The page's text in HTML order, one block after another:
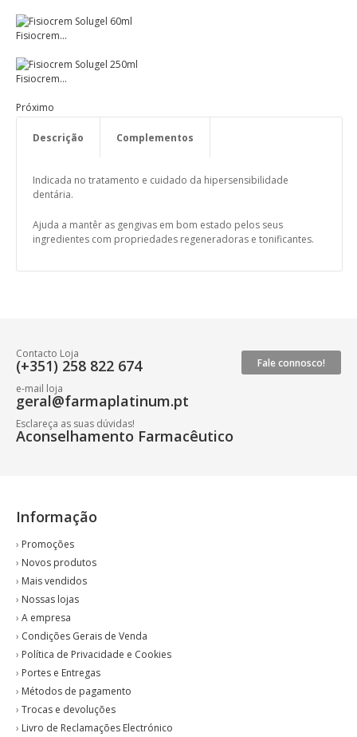
Fisiocrem...
Fisiocrem...
Próximo
Descrição Complementos
Componentes Activos Modo de Utilização
Indicada no tratamento e cuidado da hipersensibilidade
dentária.
Ajuda a mantêr as gengivas em bom estado pelos seus
ingredientes com propriedades regeneradoras e tonificantes.
Fale connosco!
Contacto Loja
(+351) 258 822 674
e-mail loja
geral@farmaplatinum.pt
Esclareça as suas dúvidas!
Aconselhamento Farmacêutico
Informação
› Promoções
› Novos produtos
› Mais vendidos
› Nossas lojas
› A empresa
› Condições Gerais de Venda
› Política de Privacidade e Cookies
› Portes e Entregas
› Métodos de pagamento
› Trocas e devoluções
› Livro de Reclamações Electrónico